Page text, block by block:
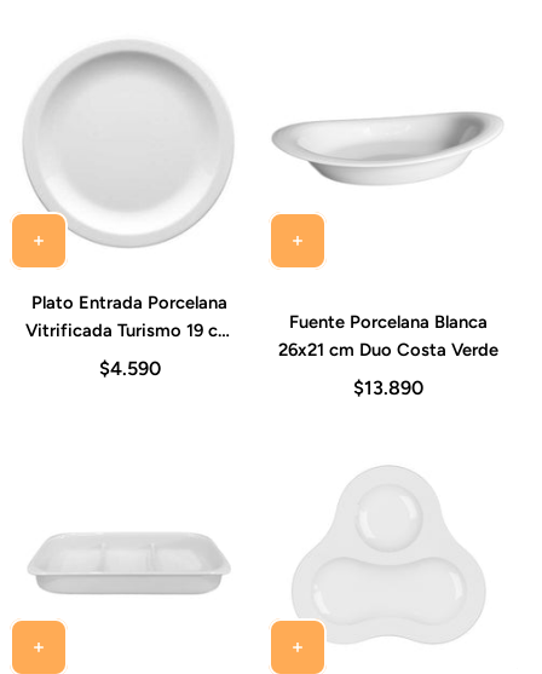
Plato Entrada Porcelana
Vitrificada Turismo 19 cm
Costa Verde
$4.590
Fuente Porcelana Blanca
26x21 cm Duo Costa Verde
$13.890